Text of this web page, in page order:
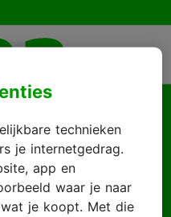
je KPN
technieken
je internetgedrag.
app en
waar je naar
je koopt. Met die